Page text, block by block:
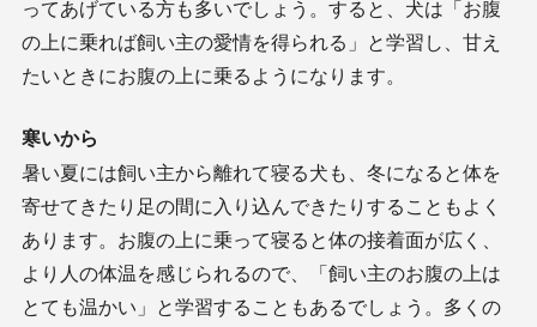
ってあげている方も多いでしょう。すると、犬は「お腹
の上に乗れば飼い主の愛情を得られる」と学習し、甘え
たいときにお腹の上に乗るようになります。
寒いから
暑い夏には飼い主から離れて寝る犬も、冬になると体を
寄せてきたり足の間に入り込んできたりすることもよく
あります。お腹の上に乗って寝ると体の接着面が広く、
より人の体温を感じられるので、「飼い主のお腹の上は
とても温かい」と学習することもあるでしょう。多くの